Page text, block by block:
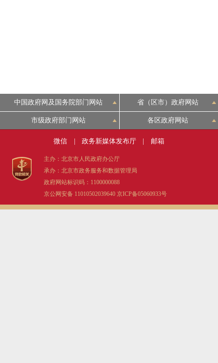
中国政府网及国务院部门网站 省（区市）政府网站
市级政府部门网站 各区政府网站
微信 政务新媒体发布厅 邮箱
主办：北京市人民政府办公厅
承办：北京市政务服务和数据管理局
政府网站标识码：1100000088
京公网安备 11010502039640 京ICP备05060933号